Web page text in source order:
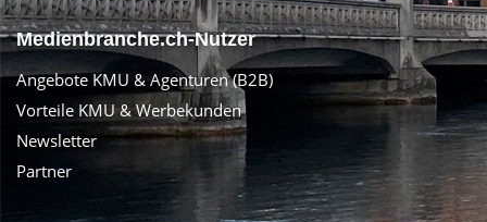
Medienbranche.ch-Nutzer
Angebote KMU & Agenturen (B2B)
Vorteile KMU & Werbekunden
Newsletter
Partner